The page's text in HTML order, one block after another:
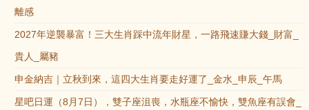
離感
2027年逆襲暴富！三大生肖踩中流年財星，一路飛速賺大錢_財富_
貴人_屬豬
申金納吉｜立秋到來，這四大生肖要走好運了_金水_申辰_午馬
星吧日運（8月7日），雙子座沮喪，水瓶座不愉快，雙魚座有誤會_